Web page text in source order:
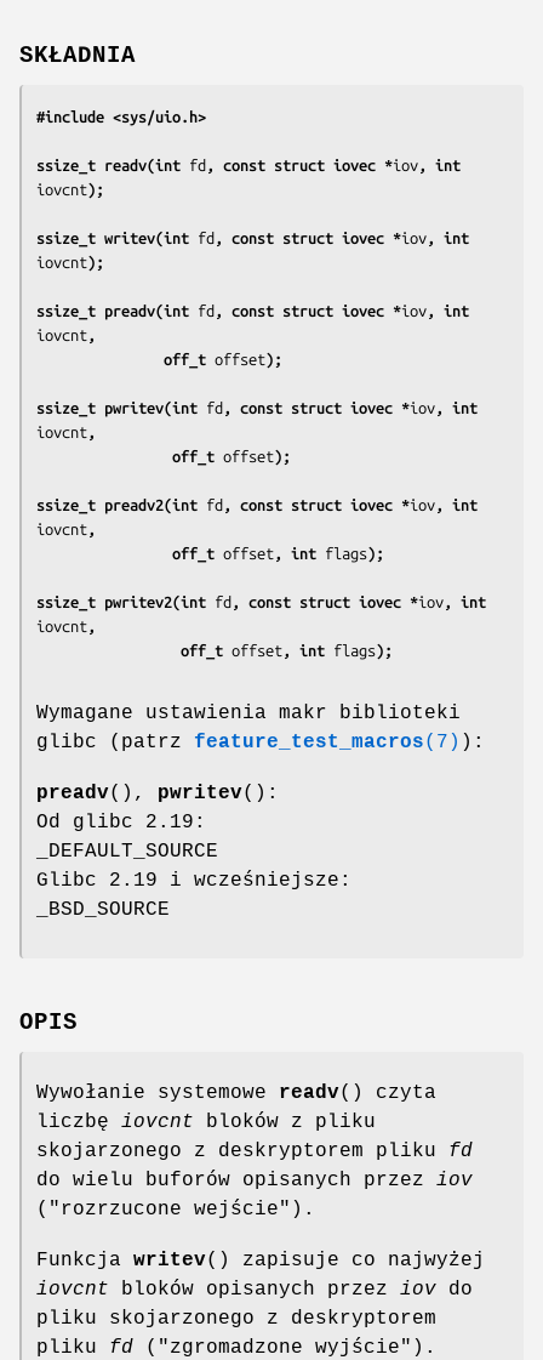
SKŁADNIA
#include <sys/uio.h>
ssize_t readv(int fd , const struct iovec *iov
iovcnt);
ssize_t writev(int fd , const struct iovec *iov
iovcnt);
ssize_t preadv(int fd , const struct iovec *iov
iovcnt ,
               off_t
offset);
ssize_t pwritev(int fd , const struct iovec *iov
iovcnt ,
                off_t
offset);
ssize_t preadv2(int fd , const struct iovec *iov
iovcnt ,
                off_t
offset , int flags);
ssize_t pwritev2(int fd , const struct iovec *iov
iovcnt ,
                 off_t
offset , int flags);
Wymagane ustawienia makr biblioteki
glibc (patrz feature_test_macros(7) ):
preadv(), pwritev():
Od glibc 2.19:
_DEFAULT_SOURCE
Glibc 2.19 i wcześniejsze:
_BSD_SOURCE
OPIS
Wywołanie systemowe readv() czyta
liczbę iovcnt bloków z pliku
skojarzonego z deskryptorem pliku fd
do wielu buforów opisanych przez iov
("rozrzucone wejście").
Funkcja writev() zapisuje co najwyżej
iovcnt bloków opisanych przez iov do
pliku skojarzonego z deskryptorem
pliku fd ("zgromadzone wyjście").